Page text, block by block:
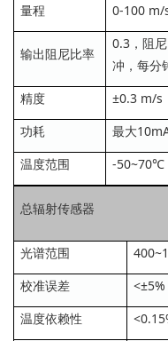
量程 0-100 m/
输出阻尼比率
0.3，阻
冲，每分
精度
±0.3 m/s
功耗
最大
温度范围
-50~70℃
总辐射传感器
光谱范围
校准误差
<±5%
温度依赖性